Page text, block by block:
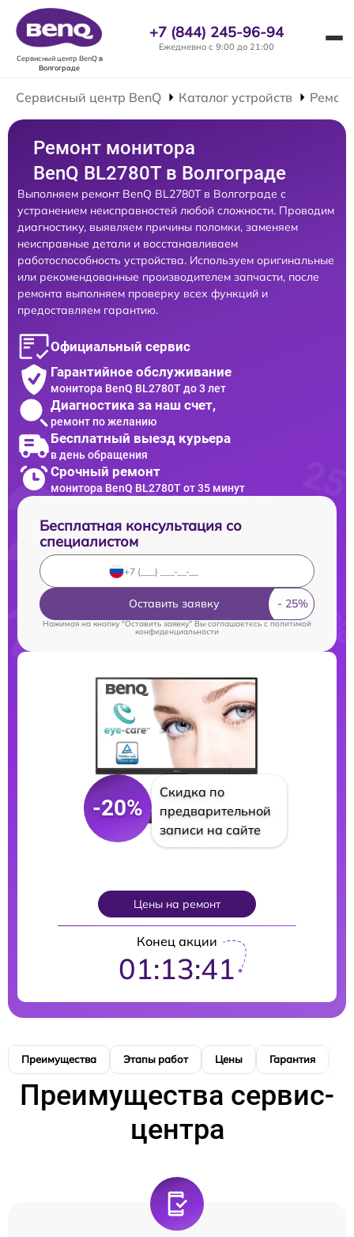
Сервисный центр BenQв
Волгограде
+7 (844) 245-96-94
Ежедневно с 9:00 до 21:00
Сервисный центр BenQ Каталог устройств
Ремонт монитора
BenQ BL2780T в Волгограде
Выполняем ремонт BenQ BL2780T в Волгограде с
устранением неисправностей любой сложности. Проводим
диагностику, выявляем причины поломки, заменяем
неисправные детали и восстанавливаем
работоспособность устройства. Используем оригинальные
или рекомендованные производителем запчасти, после
ремонта выполняем проверку всех функций и
предоставляем гарантию.
Официальный сервис
Гарантийное обслуживание
монитора BenQ BL2780T до 3 лет
Диагностика за наш счет,
ремонт по желанию
Бесплатный выезд курьера
в день обращения
Срочный ремонт
монитора BenQ BL2780T от 35 минут
Бесплатная консультация со
специалистом
Оставить заявку
Нажимая на кнопку "Оставить заявку" Вы соглашаетесь cполитикой
конфиденциальности
-20%
Скидка по
предварительной
записи на сайте
Цены на ремонт
Конец акции
01:13:39
Преимущества Этапы работ Цены Гарантия
Преимущества сервис-
центра